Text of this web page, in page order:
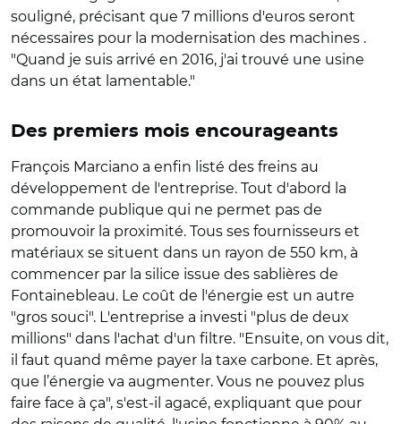
souligné, précisant que 7 millions d'euros seront
nécessaires pour la modernisation des machines .
"Quand je suis arrivé en 2016, j'ai trouvé une usine
dans un état lamentable."
Des premiers mois encourageants
François Marciano a enfin listé des freins au
développement de l'entreprise. Tout d'abord la
commande publique qui ne permet pas de
promouvoir la proximité. Tous ses fournisseurs et
matériaux se situent dans un rayon de 550 km, à
commencer par la silice issue des sablières de
Fontainebleau. Le coût de l'énergie est un autre
"gros souci". L'entreprise a investi "plus de deux
millions" dans l'achat d'un filtre. "Ensuite, on vous dit,
il faut quand même payer la taxe carbone. Et après,
que l’énergie va augmenter. Vous ne pouvez plus
faire face à ça", s'est-il agacé, expliquant que pour